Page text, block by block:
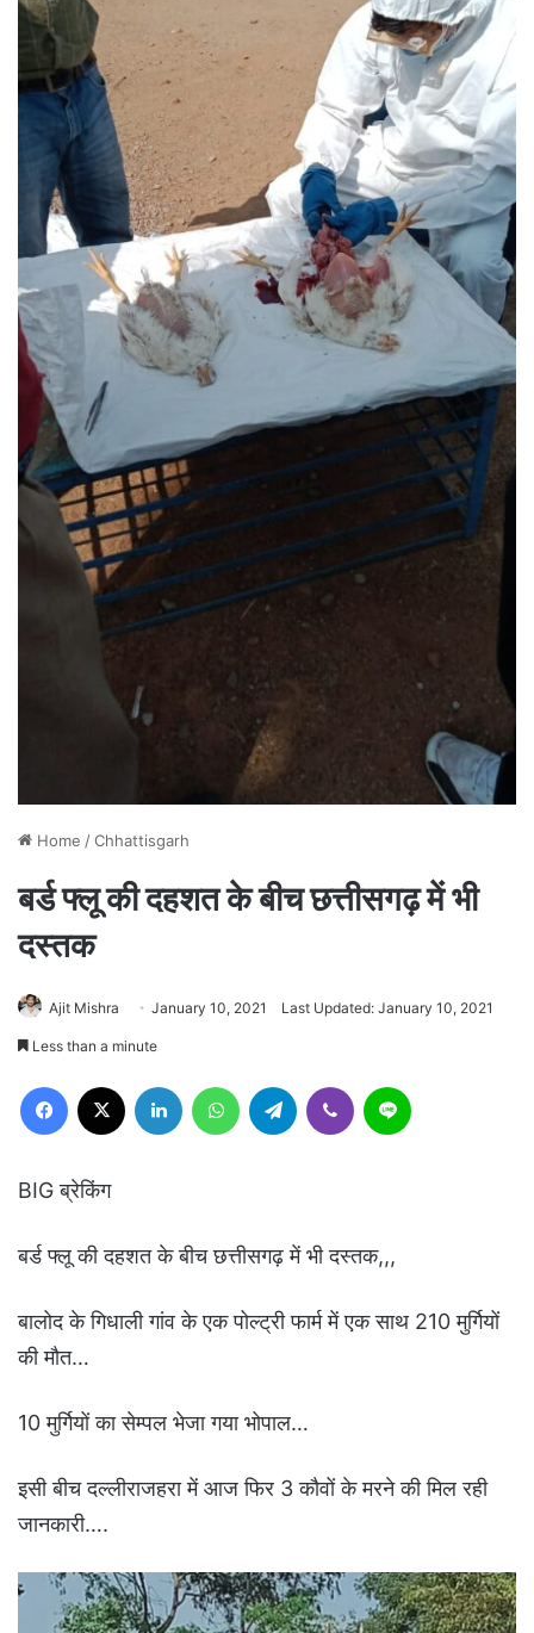
Home /Chhattisgarh
बर्ड फ्लू की दहशत के बीच छत्तीसगढ़ में भी
दस्तक
Ajit Mishra January 10, 2021 Last Updated: January 10, 2021
Less than a minute
Facebook LinkedIn WhatsAppTelegram Viber
BIG ब्रेकिंग
बर्ड फ्लू की दहशत के बीच छत्तीसगढ़ में भी दस्तक,,,
बालोद के गिधाली गांव के एक पोल्ट्री फार्म में एक साथ 210 मुर्गियों
की मौत…
10 मुर्गियों का सेम्पल भेजा गया भोपाल…
इसी बीच दल्लीराजहरा में आज फिर 3 कौवों के मरने की मिल रही
जानकारी….